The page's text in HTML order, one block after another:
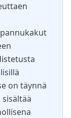
on täynnä